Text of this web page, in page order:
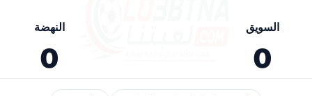
السويق
0
النهضة
0